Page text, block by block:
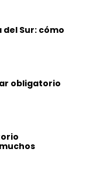
Sur: cómo
obligatorio